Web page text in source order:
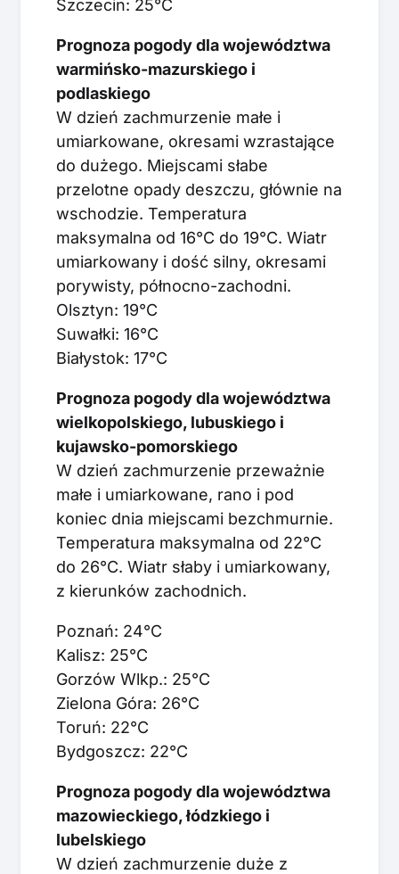
Szczecin: 25°C
Prognoza pogody dla województwa
warmińsko-mazurskiego i
podlaskiego
W dzień zachmurzenie małe i
umiarkowane, okresami wzrastające
do dużego. Miejscami słabe
przelotne opady deszczu, głównie na
wschodzie. Temperatura
maksymalna od 16°C do 19°C. Wiatr
umiarkowany i dość silny, okresami
porywisty, północno-zachodni.
Olsztyn: 19°C
Suwałki: 16°C
Białystok: 17°C
Prognoza pogody dla województwa
wielkopolskiego, lubuskiego i
kujawsko-pomorskiego
W dzień zachmurzenie przeważnie
małe i umiarkowane, rano i pod
koniec dnia miejscami bezchmurnie.
Temperatura maksymalna od 22°C
do 26°C. Wiatr słaby i umiarkowany,
z kierunków zachodnich.
Poznań: 24°C
Kalisz: 25°C
Gorzów Wlkp.: 25°C
Zielona Góra: 26°C
Toruń: 22°C
Bydgoszcz: 22°C
Prognoza pogody dla województwa
mazowieckiego, łódzkiego i
lubelskiego
W dzień zachmurzenie duże z